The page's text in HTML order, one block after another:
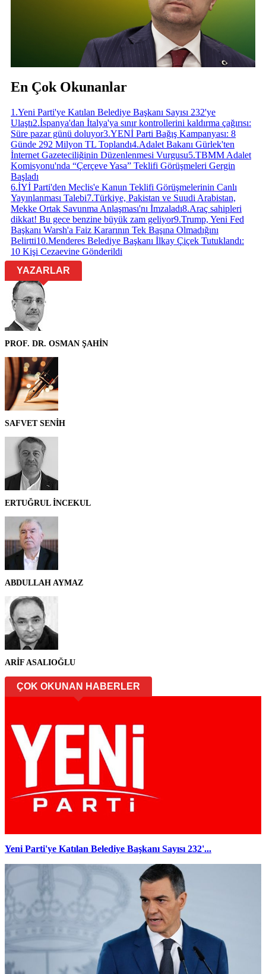
En Çok Okunanlar
1 .Yeni Parti'ye Katılan Belediye Başkanı Sayısı 232'ye
Ulaştı2.İspanya'dan İtalya'ya sınır kontrollerini kaldırma çağırısı:
Süre pazar günü doluyor3.YENİ Parti Bağış Kampanyası: 8
Günde 292 Milyon TL Toplandı4.Adalet Bakanı Gürlek'ten
İnternet Gazeteciliğinin Düzenlenmesi Vurgusu5.TBMM Adalet
Komisyonu'nda “Çerçeve Yasa” Teklifi Görüşmeleri Gergin
Başladı
6.İYİ Parti'den Meclis'e Kanun Teklifi Görüşmelerinin Canlı
Yayınlanması Talebi7.Türkiye, Pakistan ve Suudi Arabistan,
Mekke Ortak Savunma Anlaşması'nı İmzaladı8.Araç sahipleri
dikkat! Bu gece benzine büyük zam geliyor9.Trump, Yeni Fed
Başkanı Warsh'a Faiz Kararının Tek Başına Olmadığını
Belirtti10.Menderes Belediye Başkanı İlkay Çiçek Tutuklandı:
10 Kişi Cezaevine Gönderildi
YAZARLAR
PROF. DR. OSMAN ŞAHİN
SAFVET SENİH
ERTUĞRUL İNCEKUL
ABDULLAH AYMAZ
ARİF ASALIOĞLU
ÇOK OKUNAN HABERLER
Yeni Parti'ye Katılan Belediye Başkanı Sayısı 232'...